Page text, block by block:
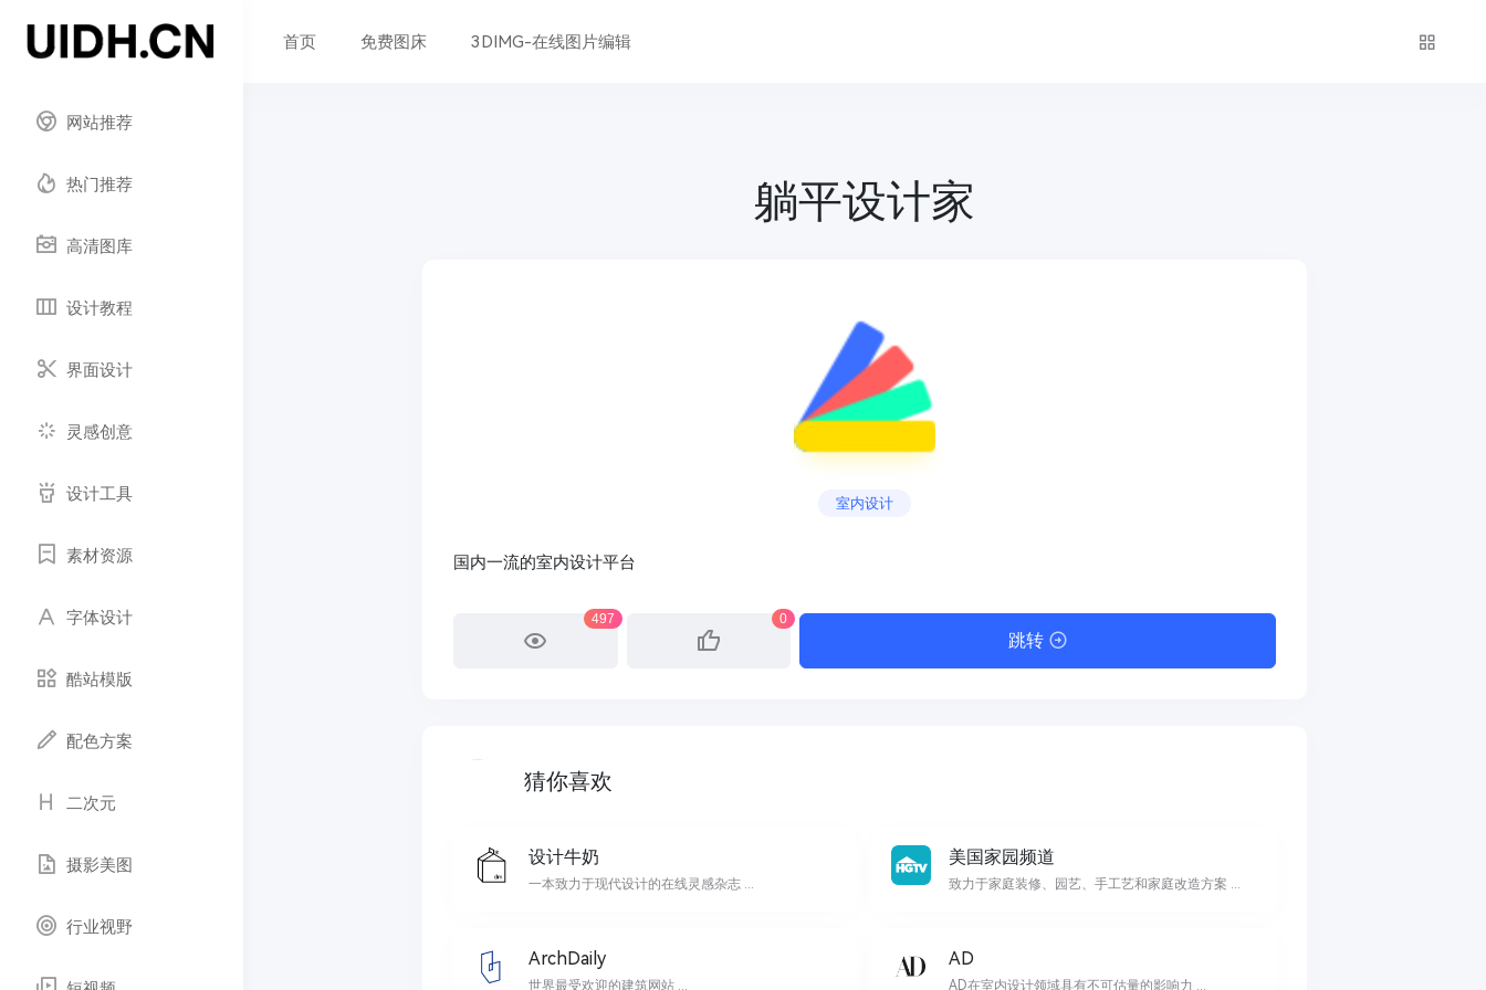
网站推荐
热门推荐
高清图库
设计教程
界面设计
灵感创意
设计工具
素材资源
字体设计
酷站模版
配色方案
二次元
摄影美图
行业视野
首页 免费图床 3DIMG-在线图片编辑
躺平设计家
室内设计
国内一流的室内设计平台
497 0
跳转
猜你喜欢
设计牛奶
一本致力于现代设计的在线灵感杂志 ...
美国家园频道
致力于家庭装修、园艺、手工艺和家庭改造方案 ...
ArchDaily
世界最受欢迎的建筑网站 ...
AD
AD在室内设计领域具有不可估量的影响力 ...